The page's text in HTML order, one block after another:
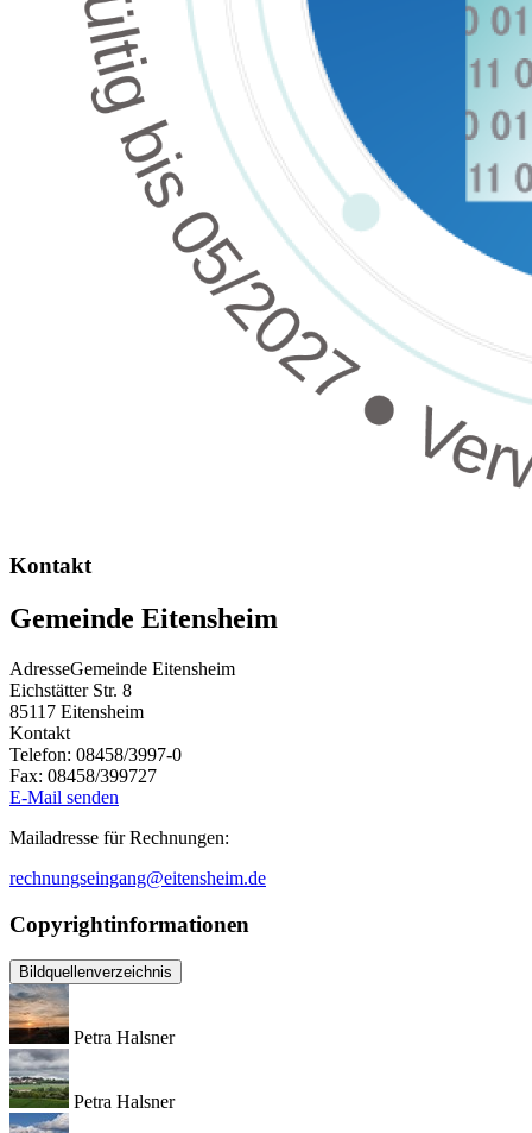
Kontakt
Gemeinde Eitensheim
AdresseGemeinde Eitensheim
Eichstätter Str. 8
85117 Eitensheim
Kontakt
Telefon: 08458/3997-0
Fax: 08458/399727
E-Mail senden
Mailadresse für Rechnungen:
rechnungseingang@eitensheim.de
Copyrightinformationen
Bildquellenverzeichnis
Petra Halsner
Petra Halsner